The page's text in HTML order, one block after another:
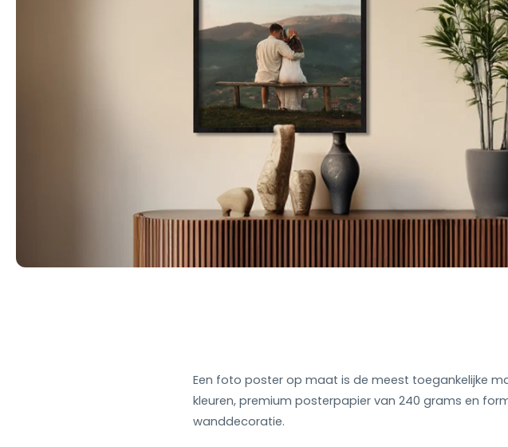
Een foto poster op maat is de meest toegankelijke
kleuren, premium posterpapier van 240 grams en
wanddecoratie.